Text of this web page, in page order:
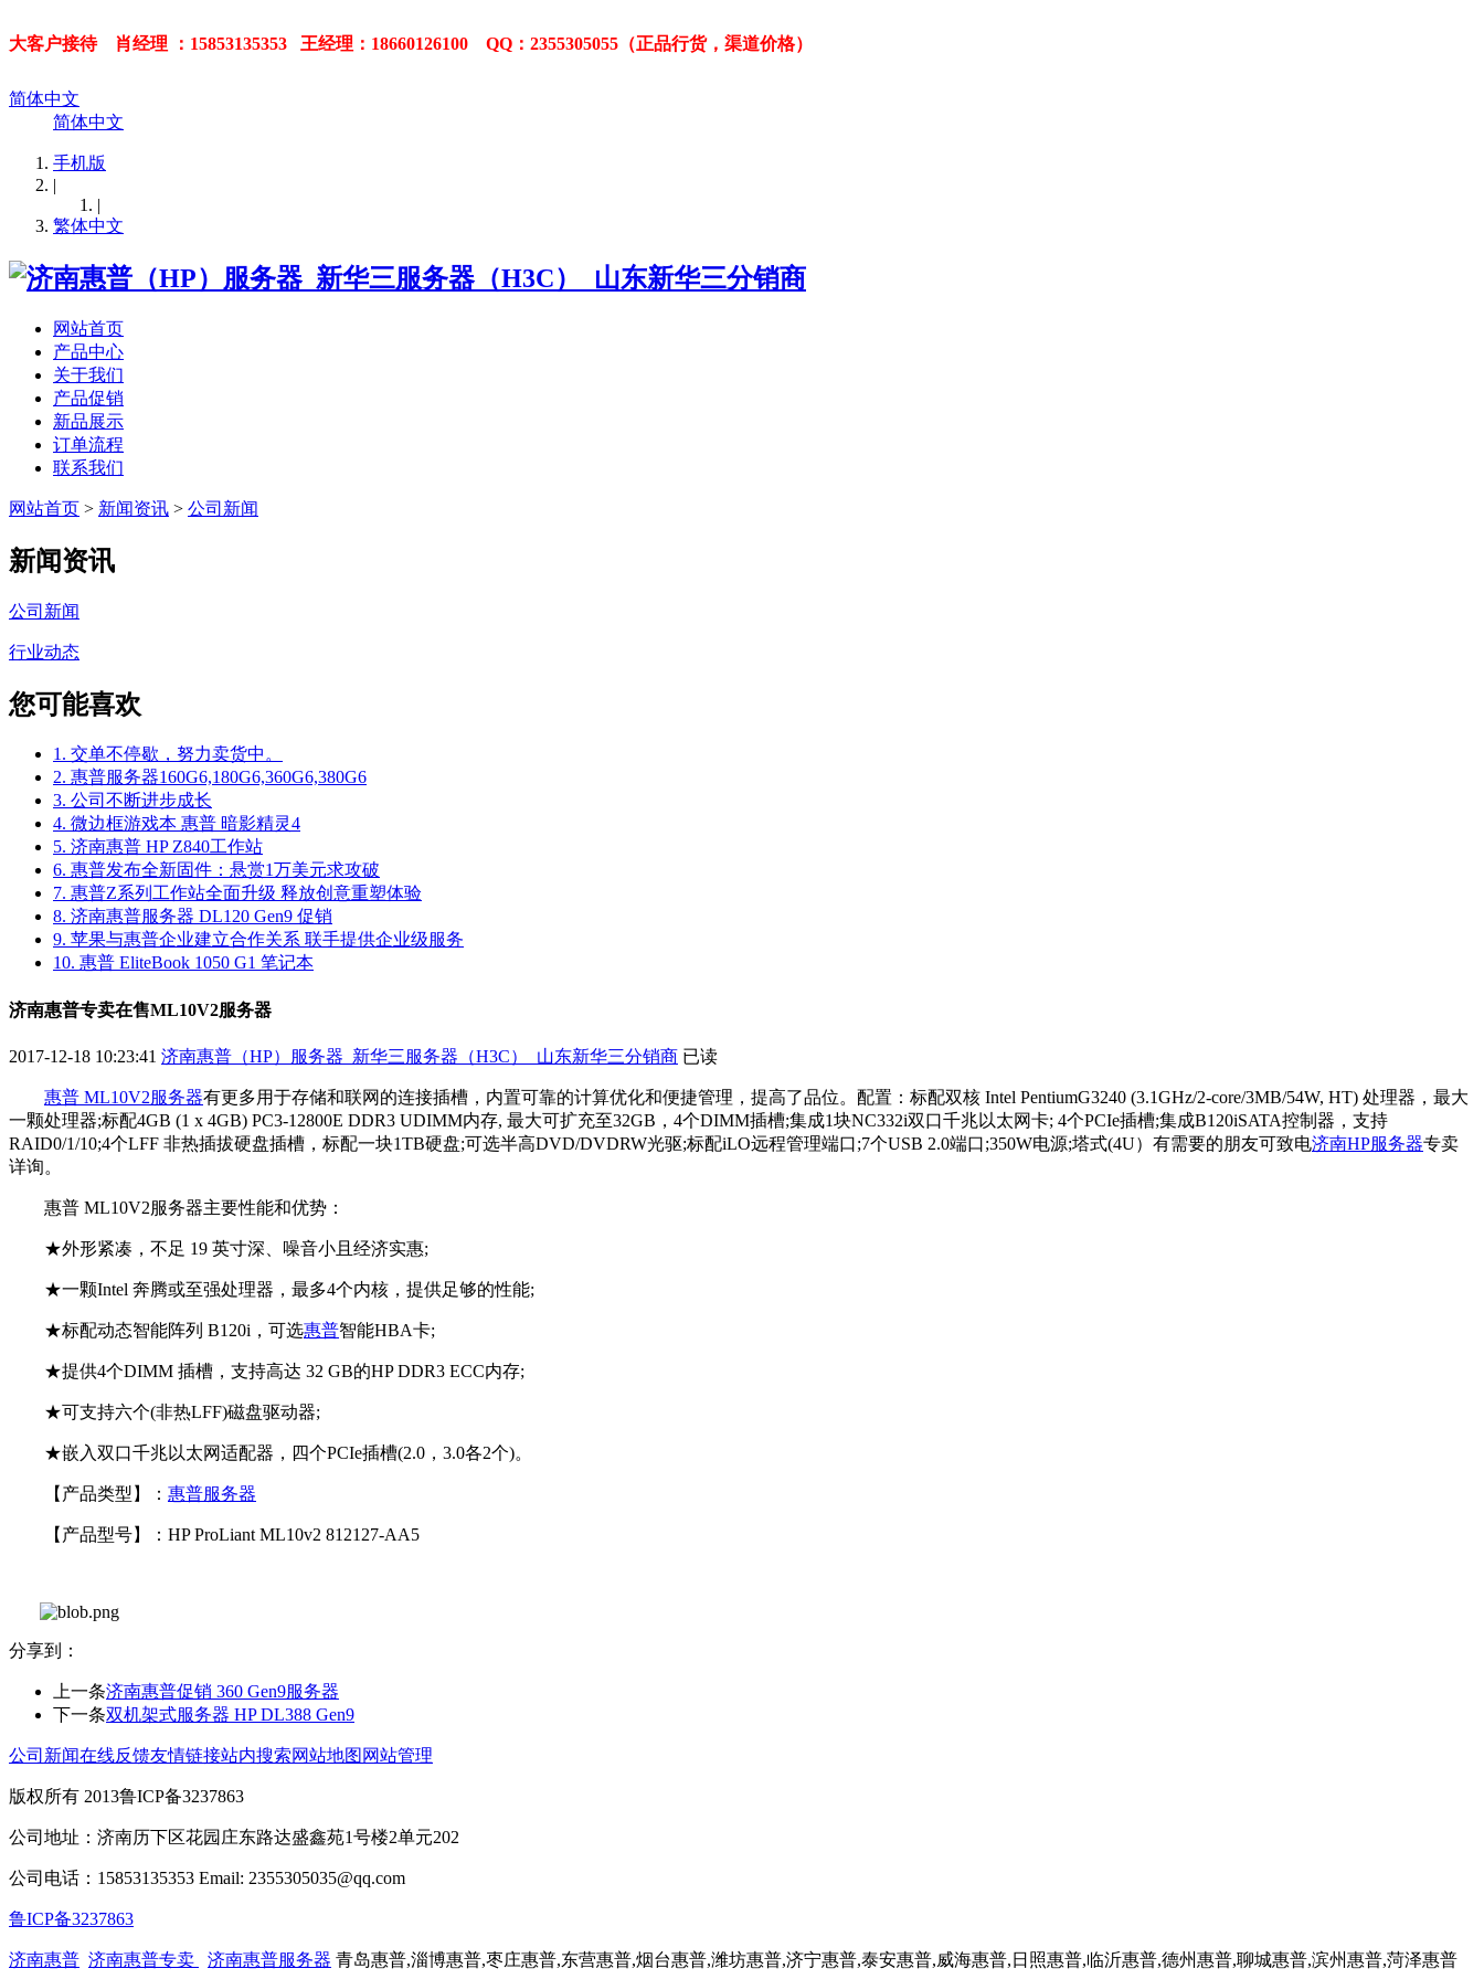
大客户接待 肖经理 ：15853135353 王经理：18660126100 QQ：2355305055 （正品行货，渠道价格）
简体中文
简体中文
手机版
|
|
繁体中文
网站首页
产品中心
关于我们
产品促销
新品展示
订单流程
联系我们
网站首页 > 新闻资讯 > 公司新闻
新闻资讯
公司新闻
行业动态
您可能喜欢
1. 交单不停歇，努力卖货中。
2. 惠普服务器160G6,180G6,360G6,380G6
3. 公司不断进步成长
4. 微边框游戏本 惠普 暗影精灵4
5. 济南惠普 HP Z840工作站
6. 惠普发布全新固件：悬赏1万美元求攻破
7. 惠普Z系列工作站全面升级 释放创意重塑体验
8. 济南惠普服务器 DL120 Gen9 促销
9. 苹果与惠普企业建立合作关系 联手提供企业级服务
10. 惠普 EliteBook 1050 G1 笔记本
济南惠普专卖在售ML10V2服务器
2017-12-18 10:23:41 济南惠普（HP）服务器_新华三服务器（H3C）_山东新华三分销商 已读
惠普 ML10V2服务器有更多用于存储和联网的连接插槽，内置可靠的计算优化和便捷管理，提高了品位。配置：标配双核 Intel PentiumG3240 (3.1GHz/2-core/3MB/54W, HT) 处理器，最大
一颗处理器;标配4GB (1 x 4GB) PC3-12800E DDR3 UDIMM内存, 最大可扩充至32GB，4个DIMM插槽;集成1块NC332i双口千兆以太网卡; 4个PCIe插槽;集成B120iSATA控制器，支持
RAID0/1/10;4个LFF 非热插拔硬盘插槽，标配一块1TB硬盘;可选半高DVD/DVDRW光驱;标配iLO远程管理端口;7个USB 2.0端口;350W电源;塔式(4U）有需要的朋友可致电济南HP服务器专卖
详询。
惠普 ML10V2服务器主要性能和优势：
★外形紧凑，不足 19 英寸深、噪音小且经济实惠;
★一颗Intel 奔腾或至强处理器，最多4个内核，提供足够的性能;
★标配动态智能阵列 B120i，可选惠普智能HBA卡;
★提供4个DIMM 插槽，支持高达 32 GB的HP DDR3 ECC内存;
★可支持六个(非热LFF)磁盘驱动器;
★嵌入双口千兆以太网适配器，四个PCIe插槽(2.0，3.0各2个)。
【产品类型】： 惠普服务器
【产品型号】：HP ProLiant ML10v2 812127-AA5
分享到：
上一条济南惠普促销 360 Gen9服务器
下一条双机架式服务器 HP DL388 Gen9
公司新闻在线反馈友情链接站内搜索网站地图 网站管理
版权所有 2013鲁ICP备3237863
公司地址：济南历下区花园庄东路达盛鑫苑1号楼2单元202
公司电话：15853135353 Email: 2355305035@qq.com
鲁ICP备3237863
济南惠普 济南惠普专卖 济南惠普服务器 青岛惠普,淄博惠普,枣庄惠普,东营惠普,烟台惠普,潍坊惠普,济宁惠普,泰安惠普,威海惠普,日照惠普,临沂惠普,德州惠普,聊城惠普,滨州惠普,菏泽惠普